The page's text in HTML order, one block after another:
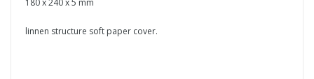
180 x 240 x 5 mm
linnen structure soft paper cover.